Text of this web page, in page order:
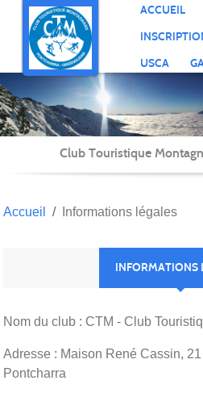
ACCUEIL
USCA
Club Touristique
Accueil Informations légales
INFORMATIONS
Nom du club : CTM - Club
Adresse : Maison René Cassin,
Pontcharra
Panneau de gestion des cookies